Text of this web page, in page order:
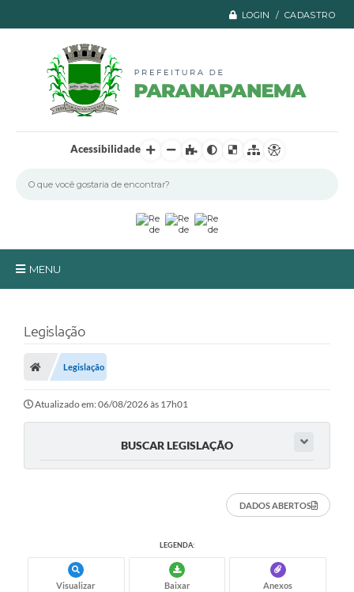
LOGIN / CADASTRO
Acessibilidade
MENU
A Prefeitura
Turismo
Transparência
Fale Conosco
Carta de Serviços
Legislação
Legislação
Atualizado em: 06/08/2026 às 17h01
BUSCAR LEGISLAÇÃO
DADOS ABERTOS
LEGENDA:
Visualizar Baixar Anexos